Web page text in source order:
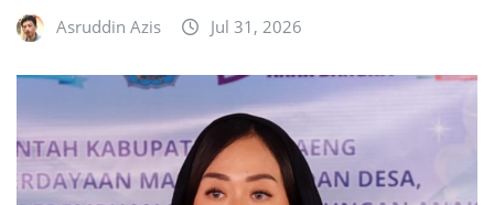
Asruddin Azis Jul 31, 2026